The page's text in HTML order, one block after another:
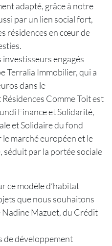
adapté, grâce à notre
par un lien social fort,
résidences en cœur de
engagés
Terralia Immobilier, qui a
dans le
Comme Toit est
Finance et Solidarité,
et Solidaire du fond
marché européen et le
par la portée sociale
ce modèle d’habitat
que nous souhaitons
Nadine Mazuet, du Crédit
de développement